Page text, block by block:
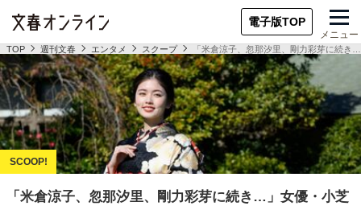
電子版TOP
メニュー
TOP 週刊文春 エンタメ スクープ 「米倉涼子、忽那汐里、剛力彩芽に続
「米倉涼子、忽那汐里、剛力彩芽に続き…」女優・小芝